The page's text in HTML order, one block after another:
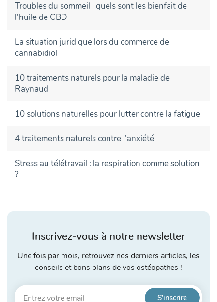
Troubles du sommeil : quels sont les bienfait de
l'huile de CBD
La situation juridique lors du commerce de
cannabidiol
10 traitements naturels pour la maladie de
Raynaud
10 solutions naturelles pour lutter contre la fatigue
4 traitements naturels contre l'anxiété
Stress au télétravail : la respiration comme solution
?
Inscrivez-vous à notre newsletter
Une fois par mois, retrouvez nos derniers articles, les
conseils et bons plans de vos ostéopathes !